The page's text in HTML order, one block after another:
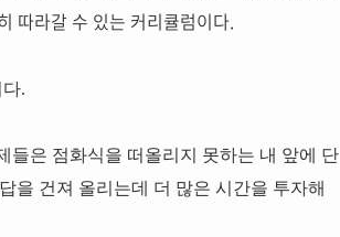
따라갈 수 있는 커리큘럼이다.
.
들은 점화식을 떠올리지 못하는 내 앞에 단
을 건져 올리는데 더 많은 시간을 투자해